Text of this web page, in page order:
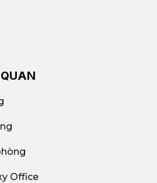
Office